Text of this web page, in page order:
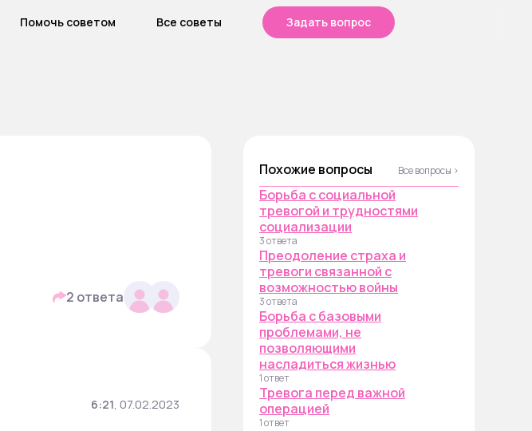
Помочь советом Все советы Задать вопрос
2 ответа
6:21, 07.02.2023
Похожие вопросы Все вопросы ›
Борьба с социальной
тревогой и трудностями
социализации
3 ответа
Преодоление страха и
тревоги связанной с
возможностью войны
3 ответа
Борьба с базовыми
проблемами, не
позволяющими
насладиться жизнью
1 ответ
Тревога перед важной
операцией
1 ответ